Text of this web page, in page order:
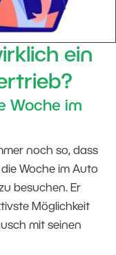
ein
Woche im
noch so, dass
Woche im Auto
besuchen. Er
Möglichkeit
mit seinen